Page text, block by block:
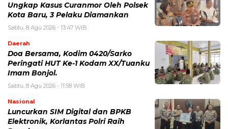
Ungkap Kasus Curanmor Oleh Polsek
Kota Baru, 3 Pelaku Diamankan
Sabtu, 8 Agu 2026 - 13:47 WIB
Daerah
Doa Bersama, Kodim 0420/Sarko
Peringati HUT Ke-1 Kodam XX/Tuanku
Imam Bonjol.
Sabtu, 8 Agu 2026 - 11:58 WIB
Nasional
Luncurkan SIM Digital dan BPKB
Elektronik, Korlantas Polri Raih